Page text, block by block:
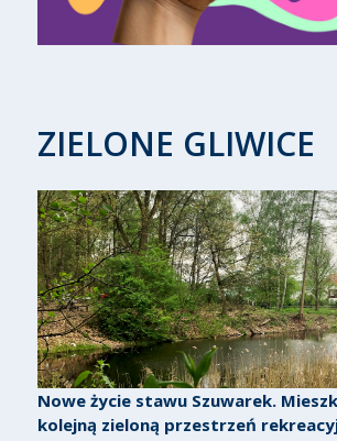
ZIELONE GLIWICE
Nowe życie stawu Szuwarek.
kolejną zieloną przestrzeń